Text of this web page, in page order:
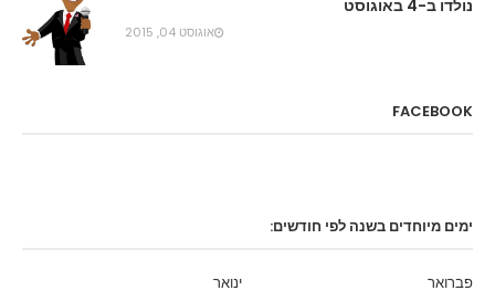
נולדו ב-4 באוגוסט
אוגוסט 04, 2015
FACEBOOK
ימים מיוחדים בשנה לפי חודשים:
ינואר
פברואר